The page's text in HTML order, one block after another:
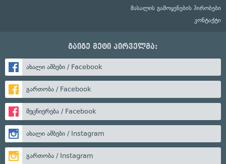
მასალის გამოყენების პირობები
კონტაქტი
გაიგე მეტი პირველმა:
ახალი ამბები / Facebook
გართობა / Facebook
მეცნიერება / Facebook
ახალი ამბები / Instagram
გართობა / Instagram